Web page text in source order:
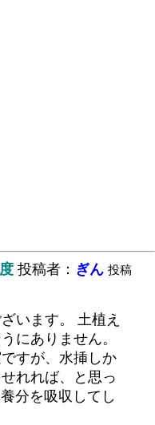
投稿者： ぎん 投稿
います。 土植え
にありません。
すが、水挿しか
れれば、と思っ
分を吸収してし